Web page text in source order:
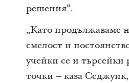
решения“.
„Като продължаваме
смелост и
учейки се и търсейки
точки – каза